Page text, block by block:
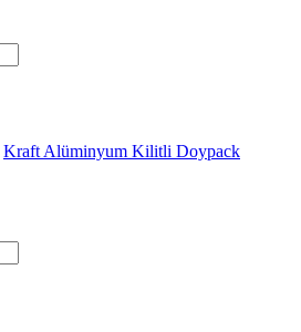
Kraft Alüminyum Kilitli Doypack